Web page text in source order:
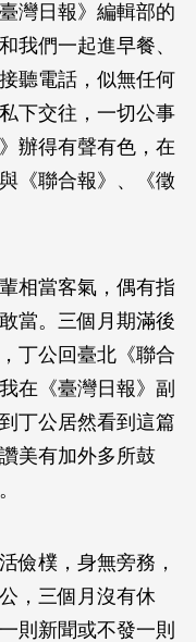
灣日報》編輯部的
我們一起進早餐、
聽電話，似無任何
下交往，一切公事
辦得有聲有色，在
《聯合報》、《徵
相當客氣，偶有指
當。三個月期滿後
丁公回臺北《聯合
在《臺灣日報》副
丁公居然看到這篇
美有加外多所鼓
儉樸，身無旁務，
，三個月沒有休
則新聞或不發一則